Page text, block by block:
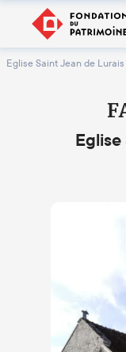
Eglise Saint Jean de Lurais